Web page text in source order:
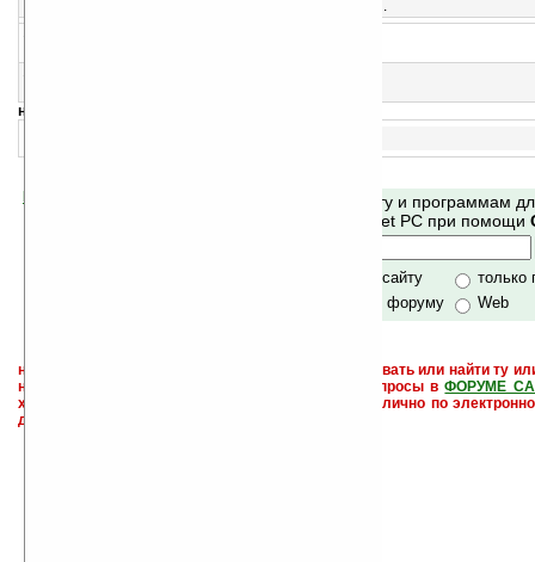
Программа для переключения уровней подсветки.
навигация:
Поиск по сайту и программам
Mobile и Pocket PC при помощи
только по сайту
только
по сайту и форуму
Web
не забывайте, что если Вы не знаете как использовать или найти ту
настроить и с ней разобраться - пишите свои вопросы вФОРУМЕ
характера менеджеры разделов или автор сайта лично по
давать всем не успевают физически.